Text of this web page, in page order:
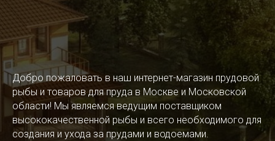
Добро пожаловать в наш интернет-магазин прудовой
рыбы и товаров для пруда в Москве и Московской
области! Мы являемся ведущим поставщиком
высококачественной рыбы и всего необходимого для
создания и ухода за прудами и водоемами.